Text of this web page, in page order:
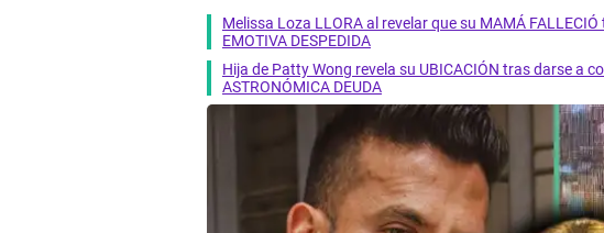
Melissa Loza LLORA al revelar que su MAMÁ
EMOTIVA DESPEDIDA
Hija de Patty Wong revela su UBICACIÓN tras darse a
ASTRONÓMICA DEUDA